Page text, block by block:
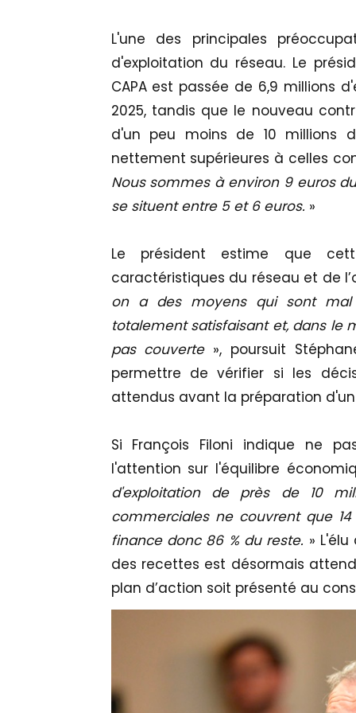
L'une des principales
d'exploitation du réseau. Le
CAPA est passée de 6,9 millions
2025, tandis que le nouveau
d'un peu moins de 10 millions
nettement supérieures à celles
Nous sommes à environ 9 euros
se situent entre 5 et 6 euros. »
Le président estime que
caractéristiques du réseau et de
on a des moyens qui sont
totalement satisfaisant et, dans le
pas couverte », poursuit
permettre de vérifier si les
attendus avant la préparation
Si François Filoni indique ne
l'attention sur l'équilibre
d'exploitation de près de 10
commerciales ne couvrent que
finance donc 86 % du reste. »
des recettes est désormais
plan d’action soit présenté au